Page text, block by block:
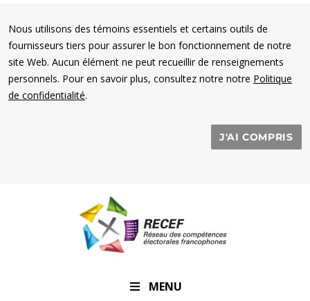
Nous utilisons des témoins essentiels et certains outils de
fournisseurs tiers pour assurer le bon fonctionnement de notre
site Web. Aucun élément ne peut recueillir de renseignements
personnels. Pour en savoir plus, consultez notre notre Politique
de confidentialité.
J'AI COMPRIS
MENU